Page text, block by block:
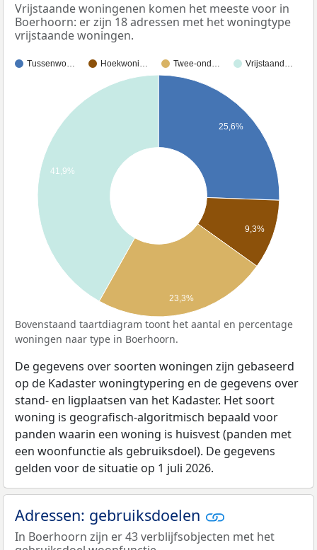
Vrijstaande woningenen komen het meeste voor in
Boerhoorn: er zijn 18 adressen met het woningtype
vrijstaande woningen.
Tussenwo… Hoekwoni… Twee-ond… Vrijstaand…
25,6%
9,3%
41,9%
23,3%
Bovenstaand taartdiagram toont het aantal en percentage
woningen naar type in Boerhoorn.
De gegevens over soorten woningen zijn gebaseerd
op de Kadaster woningtypering en de gegevens over
stand- en ligplaatsen van het Kadaster. Het soort
woning is geografisch-algoritmisch bepaald voor
panden waarin een woning is huisvest (panden met
een woonfunctie als gebruiksdoel). De gegevens
gelden voor de situatie op 1 juli 2026.
Adressen: gebruiksdoelen
In Boerhoorn zijn er 43 verblijfsobjecten met het